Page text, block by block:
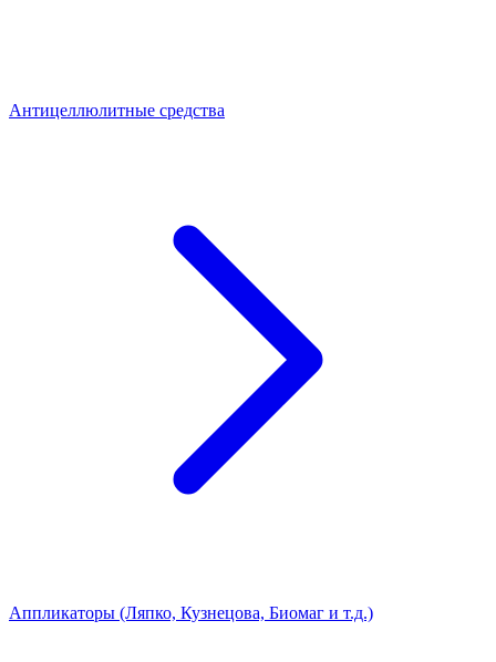
Антицеллюлитные средства
Аппликаторы (Ляпко, Кузнецова, Биомаг и т.д.)